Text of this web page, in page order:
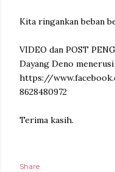
Kita ringankan beban
VIDEO dan POST
Dayang Deno
https://
8628480972
Terima kasih.
Share